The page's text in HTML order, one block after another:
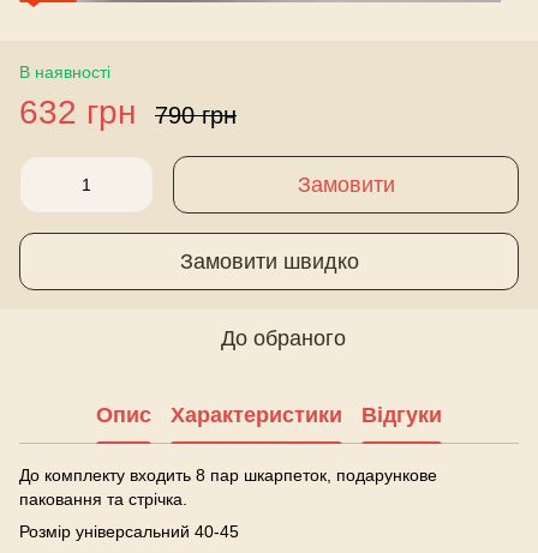
В наявності
632 грн 790 грн
Замовити
Замовити швидко
До обраного
Опис Характеристики Відгуки
До комплекту входить 8 пар шкарпеток, подарункове
паковання та стрічка.
Розмір універсальний 40-45